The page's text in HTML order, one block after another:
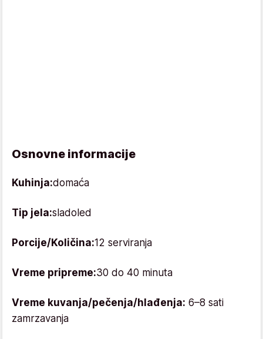
Osnovne informacije
Kuhinja:domaća
Tip jela:sladoled
Porcije/Količina:12 serviranja
Vreme pripreme:30 do 40 minuta
Vreme kuvanja/pečenja/hlađenja: 6–8 sati
zamrzavanja